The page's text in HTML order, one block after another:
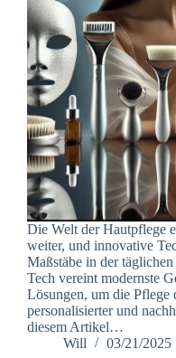
Die Welt der Hautpflege
weiter, und innovative
Maßstäbe in der
Tech vereint modernste
Lösungen, um die Pflege
personalisierter und
diesem Artikel…
Will
03/21/2025